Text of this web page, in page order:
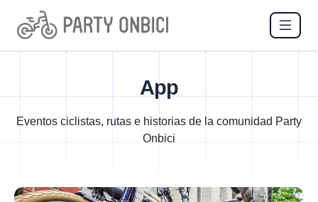
App
Eventos ciclistas, rutas e historias de la comunidad Party
Onbici